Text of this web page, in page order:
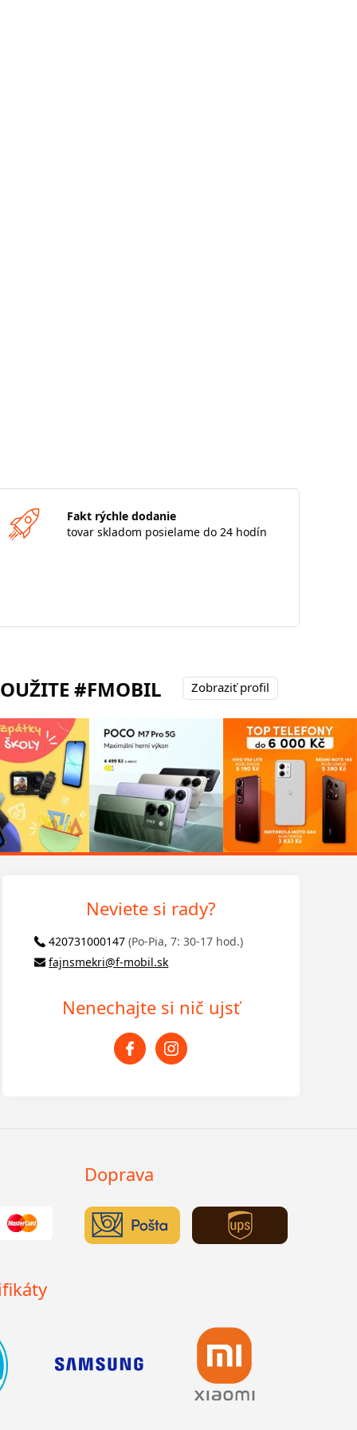
Fakt rýchle dodanie
tovar skladom posielame do 24 hodín
#FMOBIL Zobraziť profil
Neviete si rady?
420731000147 (Po-Pia, 7: 30-17 hod.)
fajnsmekri@f-mobil.sk
Nenechajte si nič ujsť
Doprava